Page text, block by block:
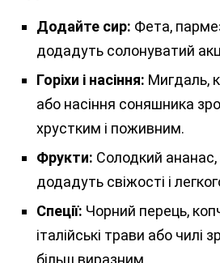
Додайте сир: Фета,
додадуть солонуватий
Горіхи і насіння: Мигдаль,
або насіння соняшника
хрустким і поживним.
Фрукти: Солодкий
додадуть свіжості і
Спеції: Чорний перець,
італійські трави або чилі
більш виразним.